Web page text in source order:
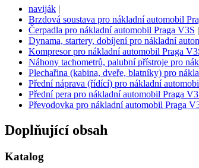
naviják |
Brzdová soustava pro nákladní automobil
Čerpadla pro nákladní automobil Praga V3S |
Dynama, startery, dobíjení pro nákladní
Kompresor pro nákladní automobil Praga
Náhony tachometrů, palubní přístroje pro
Plechařina (kabina, dveře, blatníky) pro
Přední náprava (řídící) pro nákladní
Přední pera pro nákladní automobil Praga
Převodovka pro nákladní automobil Praga
Doplňující obsah
Katalog